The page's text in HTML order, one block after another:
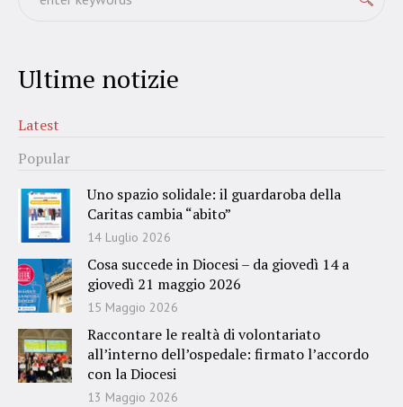
Ultime notizie
Latest
Popular
Uno spazio solidale: il guardaroba della
Caritas cambia “abito”
14 Luglio 2026
Cosa succede in Diocesi – da giovedì 14 a
giovedì 21 maggio 2026
15 Maggio 2026
Raccontare le realtà di volontariato
all’interno dell’ospedale: firmato l’accordo
con la Diocesi
13 Maggio 2026